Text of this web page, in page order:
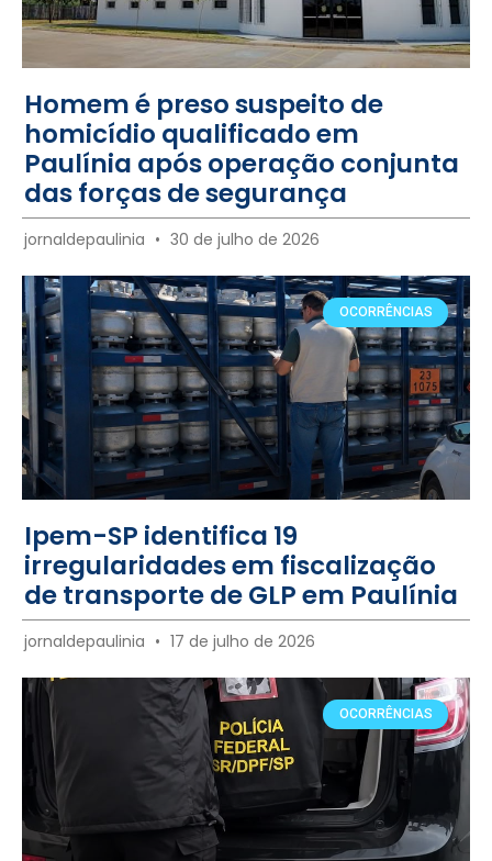
Homem é preso suspeito de
homicídio qualificado em
Paulínia após operação conjunta
das forças de segurança
jornaldepaulinia 30 de julho de 2026
OCORRÊNCIAS
Ipem-SP identifica 19
irregularidades em fiscalização
de transporte de GLP em Paulínia
jornaldepaulinia 17 de julho de 2026
OCORRÊNCIAS